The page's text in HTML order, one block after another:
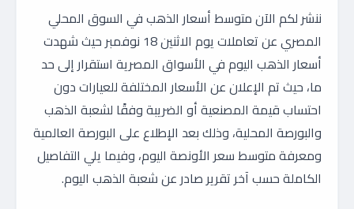
ننشر لكم الآن متوسط أسعار الذهب في السوق المحلي
المصري عن تعاملات يوم الاثنين 18 نوفمبر حيث شهدت
أسعار الذهب اليوم في الأسواق المصرية استقرار إلى حد
ما، حيث تم الإعلان عن الأسعار المختلفة للعيارات دون
احتساب قيمة المصنعية أو الضريبة وفقًا لشعبة الذهب
والبورصة المحلية، وذلك بعد الإطلاع على البورصة العالمية
ومعرفة متوسط سعر الأونصة اليوم، وفيما يلي التفاصيل
الكاملة حسب آخر تقرير صادر عن شعبة الذهب اليوم.